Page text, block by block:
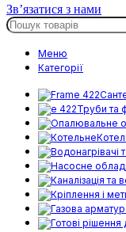
Зв’язатися з нами
Меню
Категорії
Труби та